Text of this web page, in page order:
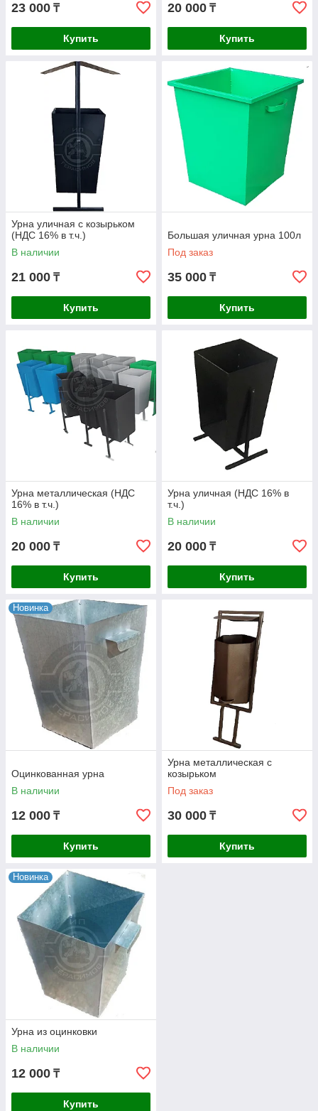
23 000 ₸
Купить
20 000 ₸
Купить
Урна уличная с козырьком
(НДС 16% в т.ч.)
В наличии
21 000 ₸
Купить
Большая уличная урна 100л
Под заказ
35 000 ₸
Купить
Урна металлическая (НДС
16% в т.ч.)
В наличии
20 000 ₸
Купить
Урна уличная (НДС 16% в
т.ч.)
В наличии
20 000 ₸
Купить
Новинка
Оцинкованная урна
В наличии
12 000 ₸
Купить
Урна металлическая с
козырьком
Под заказ
30 000 ₸
Купить
Новинка
Урна из оцинковки
В наличии
12 000 ₸
Купить